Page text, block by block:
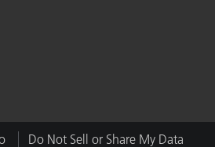
Do Not Sell or Share My Data